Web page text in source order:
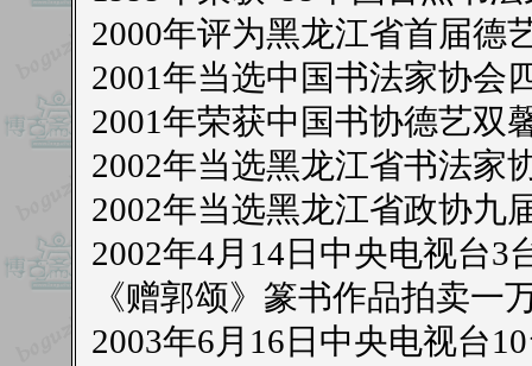
2000年评为黑龙江省首届德
2001年当选中国书法家协会
2001年荣获中国书协德艺双
2002年当选黑龙江省书法家
2002年当选黑龙江省政协九
2002年4月14日中央电视台
《赠郭颂》篆书作品拍卖一
2003年6月16日中央电视台